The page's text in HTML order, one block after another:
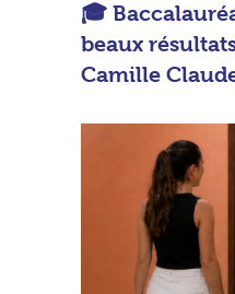
🎓
beaux
Camille